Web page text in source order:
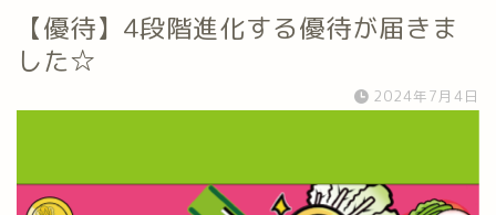
【優待】4段階進化する優待が届きま
した☆
2024年7月4日